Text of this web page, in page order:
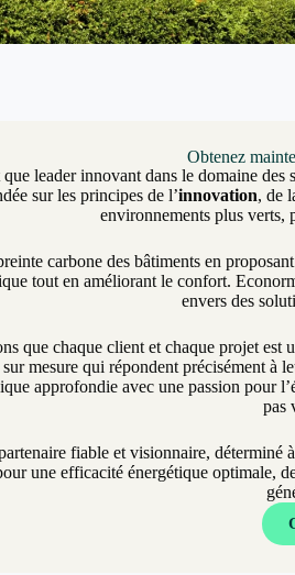
Obtenez
leader innovant dans le domaine
sur les principes de l’innovation, de
environnements plus verts,
carbone des bâtiments en
tout en améliorant le confort.
envers des
que chaque client et chaque projet
mesure qui répondent précisément à
approfondie avec une passion pour
pas
fiable et visionnaire, déterminé
une efficacité énergétique optimale,